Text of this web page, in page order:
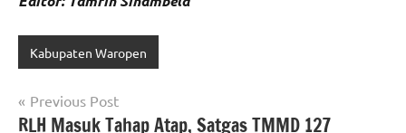
Kabupaten Waropen
Navigasi
Previous Post
RLH Masuk Tahap Atap, Satgas TMMD 127